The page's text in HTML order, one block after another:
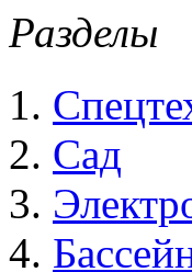
Разделы
Сад